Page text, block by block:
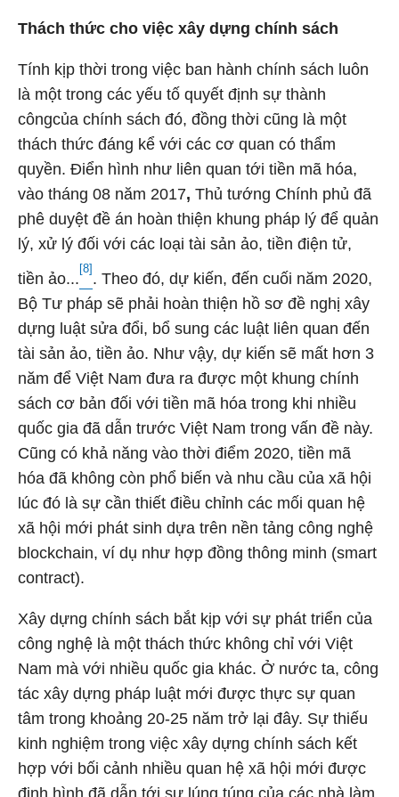
Thách thức cho việc xây dựng chính sách
Tính kịp thời trong việc ban hành chính sách luôn
là một trong các yếu tố quyết định sự thành
côngcủa chính sách đó, đồng thời cũng là một
thách thức đáng kể với các cơ quan có thẩm
quyền. Điển hình như liên quan tới tiền mã hóa,
vào tháng 08 năm 2017, Thủ tướng Chính phủ đã
phê duyệt đề án hoàn thiện khung pháp lý để quản
lý, xử lý đối với các loại tài sản ảo, tiền điện tử,
tiền ảo...
[8]
. Theo đó, dự kiến, đến cuối năm 2020,
Bộ Tư pháp sẽ phải hoàn thiện hồ sơ đề nghị xây
dựng luật sửa đổi, bổ sung các luật liên quan đến
tài sản ảo, tiền ảo. Như vậy, dự kiến sẽ mất hơn 3
năm để Việt Nam đưa ra được một khung chính
sách cơ bản đối với tiền mã hóa trong khi nhiều
quốc gia đã dẫn trước Việt Nam trong vấn đề này.
Cũng có khả năng vào thời điểm 2020, tiền mã
hóa đã không còn phổ biến và nhu cầu của xã hội
lúc đó là sự cần thiết điều chỉnh các mối quan hệ
xã hội mới phát sinh dựa trên nền tảng công nghệ
blockchain, ví dụ như hợp đồng thông minh (smart
contract).
Xây dựng chính sách bắt kịp với sự phát triển của
công nghệ là một thách thức không chỉ với Việt
Nam mà với nhiều quốc gia khác. Ở nước ta, công
tác xây dựng pháp luật mới được thực sự quan
tâm trong khoảng 20-25 năm trở lại đây. Sự thiếu
kinh nghiệm trong việc xây dựng chính sách kết
hợp với bối cảnh nhiều quan hệ xã hội mới được
định hình đã dẫn tới sự lúng túng của các nhà làm